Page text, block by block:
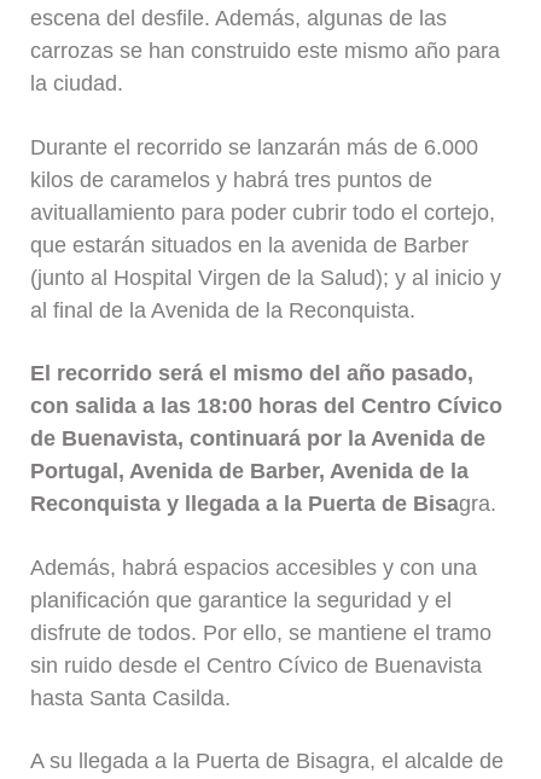
escena del desfile. Además, algunas de las
carrozas se han construido este mismo año para
la ciudad.
Durante el recorrido se lanzarán más de 6.000
kilos de caramelos y habrá tres puntos de
avituallamiento para poder cubrir todo el cortejo,
que estarán situados en la avenida de Barber
(junto al Hospital Virgen de la Salud); y al inicio y
al final de la Avenida de la Reconquista.
El recorrido será el mismo del año pasado,
con salida a las 18:00 horas del Centro Cívico
de Buenavista, continuará por la Avenida de
Portugal, Avenida de Barber, Avenida de la
Reconquista y llegada a la Puerta de Bisagra.
Además, habrá espacios accesibles y con una
planificación que garantice la seguridad y el
disfrute de todos. Por ello, se mantiene el tramo
sin ruido desde el Centro Cívico de Buenavista
hasta Santa Casilda.
A su llegada a la Puerta de Bisagra, el alcalde de